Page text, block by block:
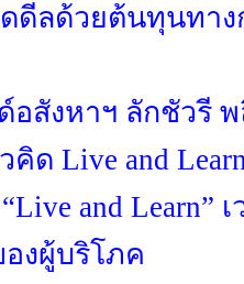
ดีลด้วยต้นทุนทา
อสังหาฯ ลักชัวรี
ด Live and
and Learn”
งผู้บริโภค